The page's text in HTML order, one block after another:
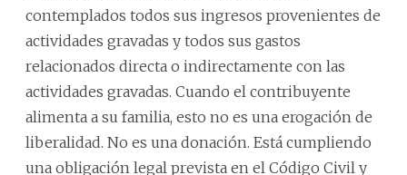
contemplados todos sus ingresos provenientes de
actividades gravadas y todos sus gastos
relacionados directa o indirectamente con las
actividades gravadas. Cuando el contribuyente
alimenta a su familia, esto no es una erogación de
liberalidad. No es una donación. Está cumpliendo
una obligación legal prevista en el Código Civil y